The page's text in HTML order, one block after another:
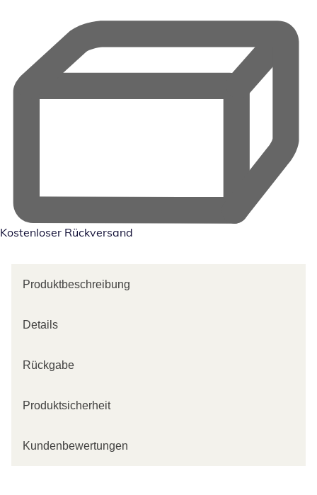
Kostenloser Rückversand
Produktbeschreibung
Details
Rückgabe
Produktsicherheit
Kundenbewertungen